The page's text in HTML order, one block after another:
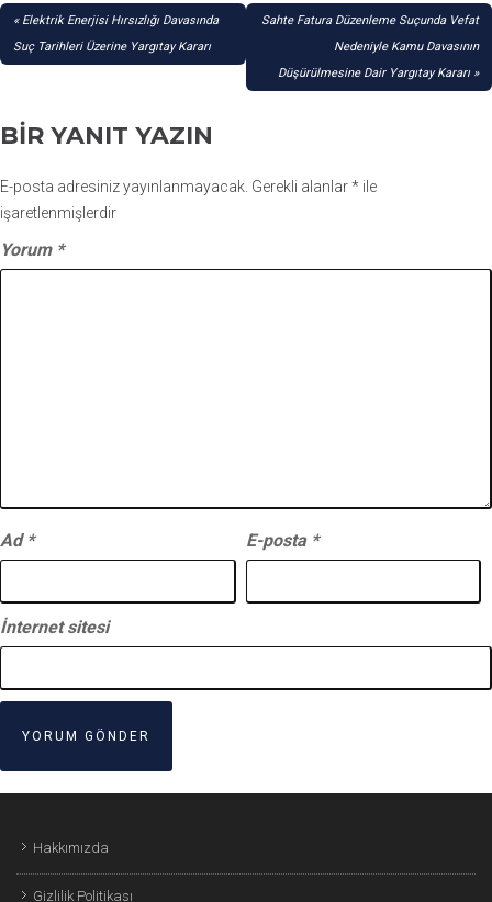
YAZI
GEZINMESI
Elektrik Enerjisi Hırsızlığı Davasında
Suç Tarihleri Üzerine Yargıtay Kararı
Sahte Fatura Düzenleme Suçunda Vefat
Nedeniyle Kamu Davasının
Düşürülmesine Dair Yargıtay Kararı
BIR YANIT YAZIN
E-posta adresiniz yayınlanmayacak. Gerekli alanlar* ile
işaretlenmişlerdir
Yorum *
Ad * E-posta *
İnternet sitesi
Hakkımızda
Gizlilik Politikası